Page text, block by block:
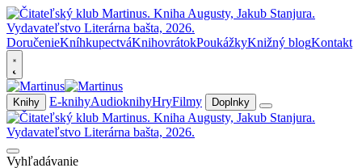
DoručenieKníhkupectváKnihovrátokPoukážkyKnižný blogKontakt
Knihy E-knihyAudioknihyHryFilmy Doplnky
Vyhľadávanie